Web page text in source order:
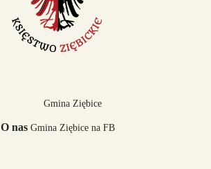
O nas
Gmina Ziębice
Gmina Ziębice na FB